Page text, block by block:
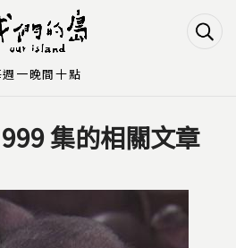
to Navigation
to Main content
集的相關文章
週一晚間十點